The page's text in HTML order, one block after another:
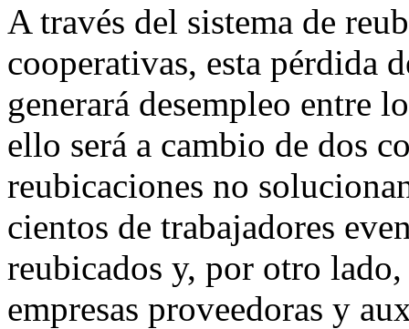
A través del sistema de
cooperativas, esta pérdida
generará desempleo entre
ello será a cambio de dos
reubicaciones no
cientos de trabajadores
reubicados y, por otro
empresas proveedoras y